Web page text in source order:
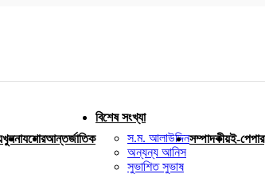
খুলনাযশোরআন্তর্জাতিক
বিশেষ সংখ্যা
স.ম. আলাউদ্দিন
অন্যন্য আনিস
সুভাশিত সুভাষ
সম্পাদকীয়ই-পেপার